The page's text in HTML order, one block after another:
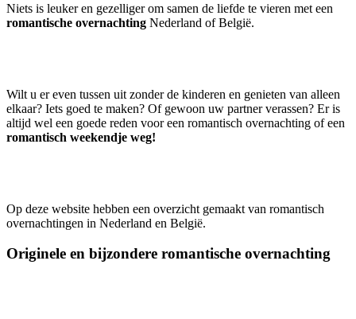
Niets is leuker en gezelliger om samen de liefde te vieren met een
romantische overnachting Nederland of België.
Wilt u er even tussen uit zonder de kinderen en genieten van alleen
elkaar? Iets goed te maken? Of gewoon uw partner verassen? Er is
altijd wel een goede reden voor een romantisch overnachting of een
romantisch weekendje weg!
Op deze website hebben een overzicht gemaakt van romantisch
overnachtingen in Nederland en België.
Originele en bijzondere romantische overnachting